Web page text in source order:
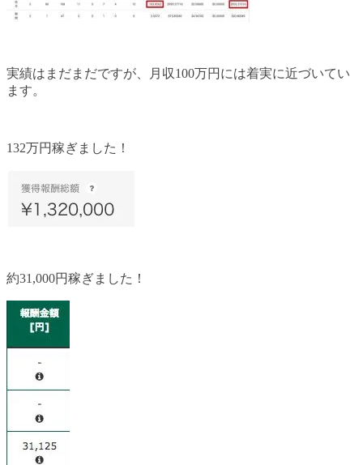
実績はまだまだですが、月収100万円には着実に近づいてい
ます。
132万円稼ぎました！
約31,000円稼ぎました！